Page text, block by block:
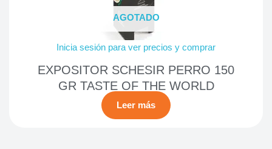
AGOTADO
Inicia sesión para ver precios y comprar
EXPOSITOR SCHESIR PERRO 150
GR TASTE OF THE WORLD
Leer más